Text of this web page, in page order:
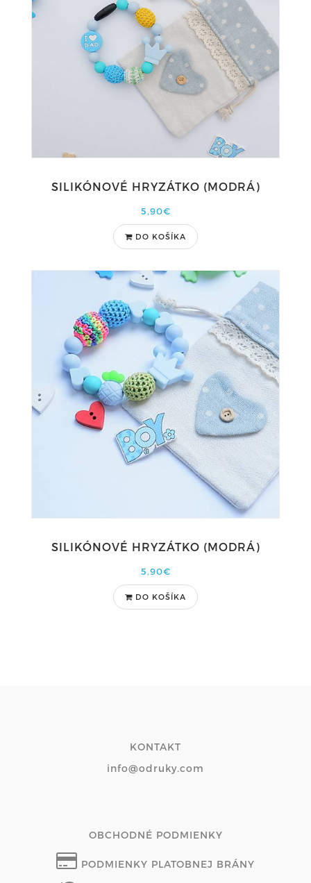
SILIKÓNOVÉ HRYZÁTKO (MODRÁ)
5,90€
DO KOŠÍKA
SILIKÓNOVÉ HRYZÁTKO (MODRÁ)
5,90€
DO KOŠÍKA
KONTAKT
info@odruky.com
OBCHODNÉ PODMIENKY
PODMIENKY PLATOBNEJ BRÁNY